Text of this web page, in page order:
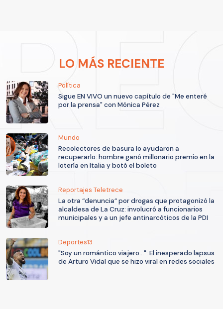
LO MÁS RECIENTE
Política
Sigue EN VIVO un nuevo capítulo de "Me enteré
por la prensa" con Mónica Pérez
Mundo
Recolectores de basura lo ayudaron a
recuperarlo: hombre ganó millonario premio en la
lotería en Italia y botó el boleto
Reportajes Teletrece
La otra “denuncia” por drogas que protagonizó la
alcaldesa de La Cruz: involucró a funcionarios
municipales y a un jefe antinarcóticos de la PDI
Deportes13
"Soy un romántico viajero...": El inesperado lapsus
de Arturo Vidal que se hizo viral en redes sociales